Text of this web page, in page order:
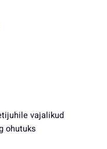
vajalikud
ohutuks